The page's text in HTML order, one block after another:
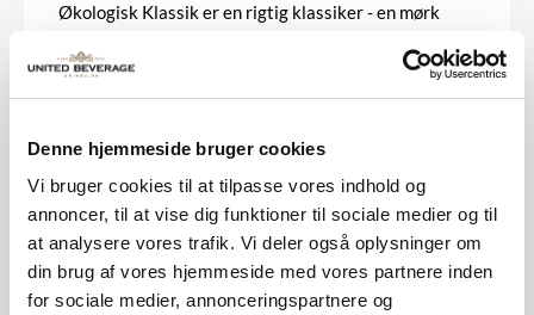
Denne hjemmeside bruger cookies
Vi bruger cookies til at tilpasse vores indhold og
annoncer, til at vise dig funktioner til sociale medier og til
at analysere vores trafik. Vi deler også oplysninger om
din brug af vores hjemmeside med vores partnere inden
for sociale medier, annonceringspartnere og
Økologisk Klassik er en rigtig klassiker - en mørk
Klassik er en skøn mørk og frugtig øl med en mild
karakter. Undergæret.
Volume pr. enhed: 20 ltr
Alkohol vol.: 4,7 %
Indeholder allergener: Ja
Kobling: (A-kobling)